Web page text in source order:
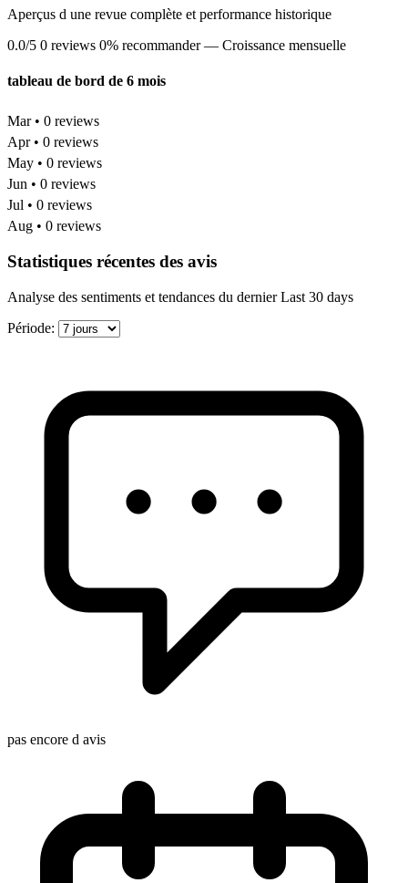
Aperçus d une revue complète et performance historique
0.0/5 0 reviews 0% recommander — Croissance mensuelle
tableau de bord de 6 mois
Mar • 0 reviews
Apr • 0 reviews
May • 0 reviews
Jun • 0 reviews
Jul • 0 reviews
Aug • 0 reviews
Statistiques récentes des avis
Analyse des sentiments et tendances du dernier Last 30 days
Période:
pas encore d avis